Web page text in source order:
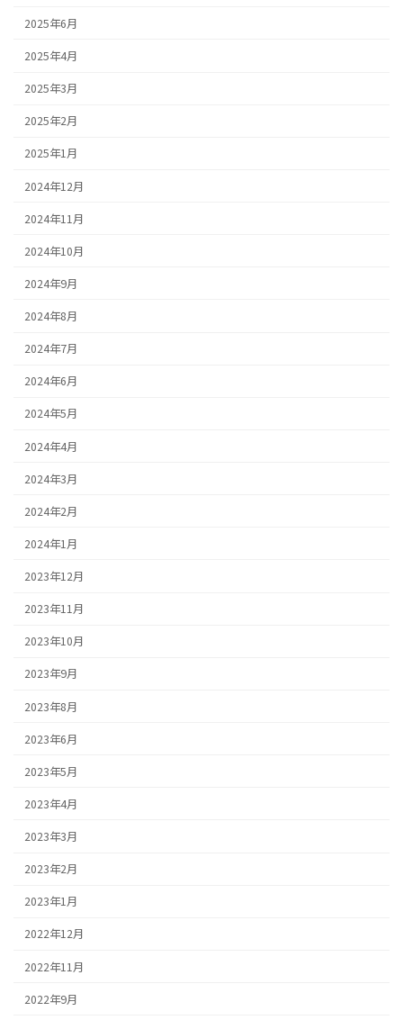
2025年6月
2025年4月
2025年3月
2025年2月
2025年1月
2024年12月
2024年11月
2024年10月
2024年9月
2024年8月
2024年7月
2024年6月
2024年5月
2024年4月
2024年3月
2024年2月
2024年1月
2023年12月
2023年11月
2023年10月
2023年9月
2023年8月
2023年6月
2023年5月
2023年4月
2023年3月
2023年2月
2023年1月
2022年12月
2022年11月
2022年9月